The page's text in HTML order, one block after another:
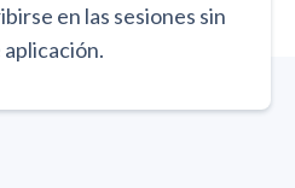
en las sesiones sin